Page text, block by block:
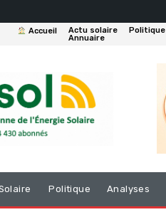
Accueil Actu solaire Politique
Annuaire
Politique Analyses